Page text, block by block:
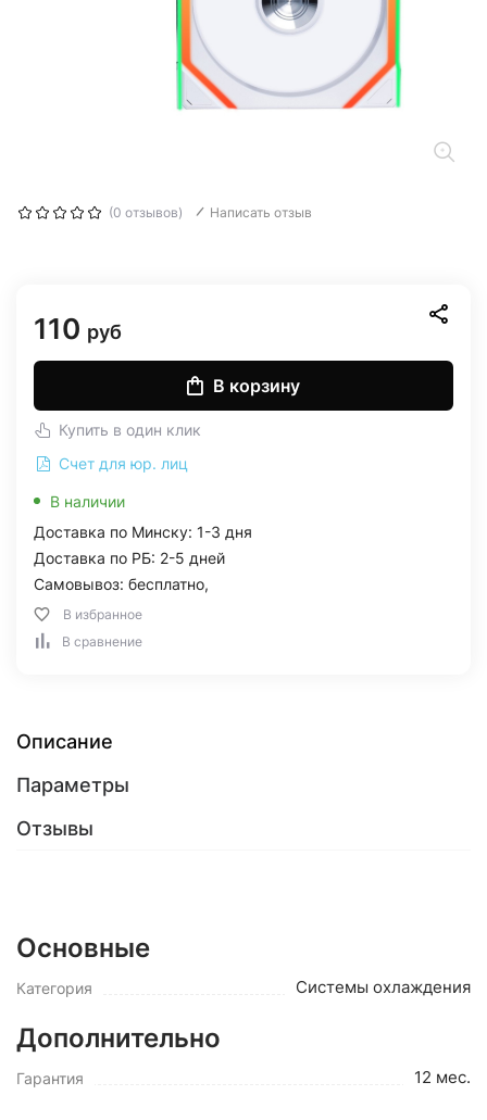
(0 отзывов) Написать отзыв
110 руб
В корзину
Купить в один клик
Счет для юр. лиц
В наличии
Доставка по Минску: 1-3 дня
Доставка по РБ: 2-5 дней
Самовывоз: бесплатно,
В избранное
В сравнение
Описание
Параметры
Отзывы
Основные
Категория Системы охлаждения
Дополнительно
Гарантия 12 мес.